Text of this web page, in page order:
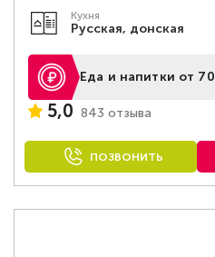
Кухня
Русская, донская
Еда и напитки от
5,0 843 отзыва
ПОЗВОНИТЬ